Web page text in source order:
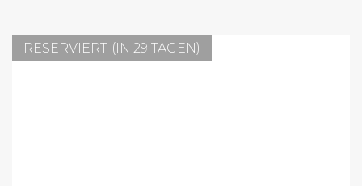
RESERVIERT (IN 29 TAGEN)